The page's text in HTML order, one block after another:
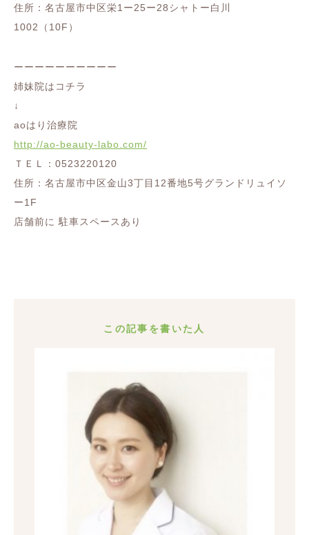
住所：名古屋市中区栄1ー25ー28シャトー白川
1002（10F）
ーーーーーーーーーー
姉妹院はコチラ
↓
aoはり治療院
http://ao-beauty-labo.com/
ＴＥＬ：0523220120
住所：名古屋市中区金山3丁目12番地5号グランドリュイソ
ー1F
店舗前に 駐車スペースあり
この記事を書いた人